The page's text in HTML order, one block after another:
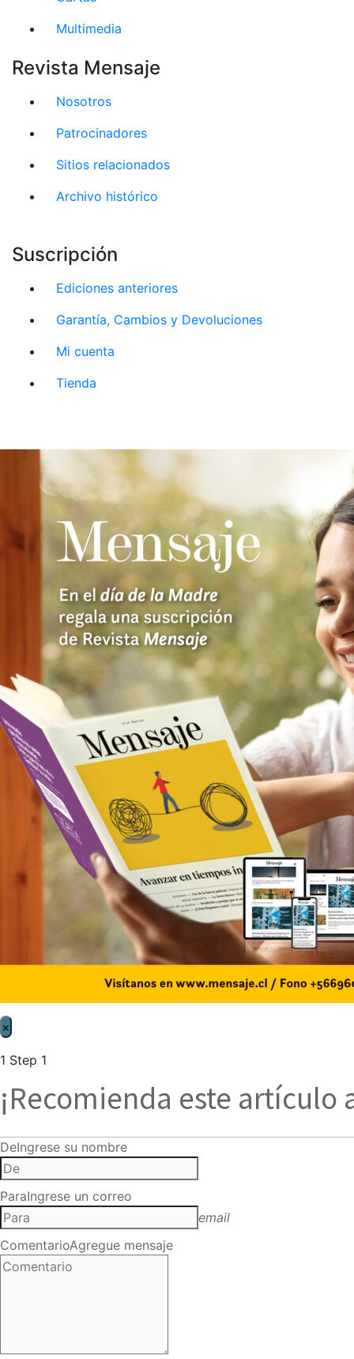
Multimedia
Revista Mensaje
Nosotros
Patrocinadores
Sitios relacionados
Archivo histórico
Suscripción
Ediciones anteriores
Garantía, Cambios y Devoluciones
Mi cuenta
Tienda
×
1 Step 1
¡Recomienda este artículo
DeIngrese su nombre
ParaIngrese un correo
email
ComentarioAgregue mensaje